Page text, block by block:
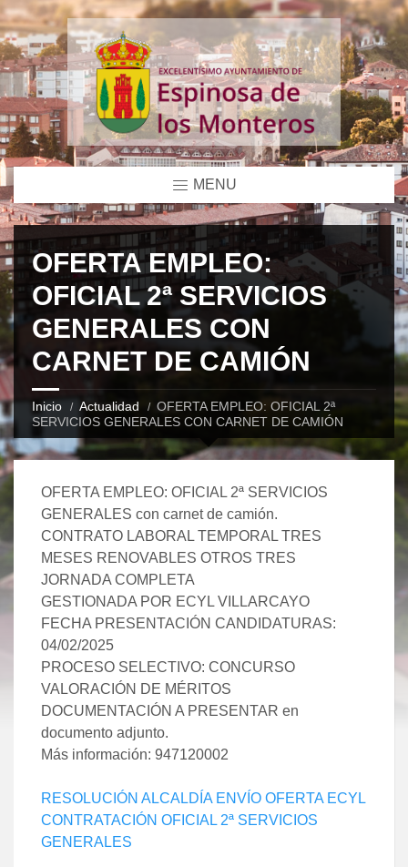
MENU
OFERTA EMPLEO:
OFICIAL 2ª SERVICIOS
GENERALES CON
CARNET DE CAMIÓN
Inicio Actualidad
OFERTA EMPLEO: OFICIAL 2ª
SERVICIOS GENERALES CON CARNET DE CAMIÓN
OFERTA EMPLEO: OFICIAL 2ª SERVICIOS
GENERALES con carnet de camión.
CONTRATO LABORAL TEMPORAL TRES
MESES RENOVABLES OTROS TRES
JORNADA COMPLETA
GESTIONADA POR ECYL VILLARCAYO
FECHA PRESENTACIÓN CANDIDATURAS:
04/02/2025
PROCESO SELECTIVO: CONCURSO
VALORACIÓN DE MÉRITOS
DOCUMENTACIÓN A PRESENTAR en
documento adjunto.
Más información: 947120002
RESOLUCIÓN ALCALDÍA ENVÍO OFERTA ECYL
CONTRATACIÓN OFICIAL 2ª SERVICIOS
GENERALES